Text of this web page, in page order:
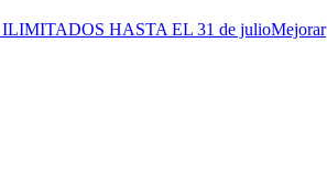
ILIMITADOS HASTA EL 31 de julioMejorar